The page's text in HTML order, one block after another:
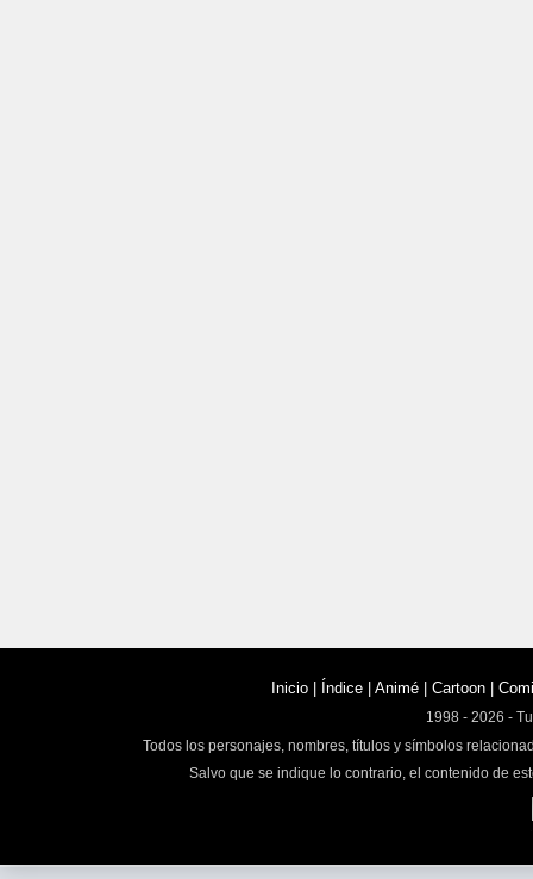
Inicio Índice Animé Cartoon
1998 - 2026 -
Todos los personajes, nombres, títulos y símbolos
Salvo que se indique lo contrario, el contenido de